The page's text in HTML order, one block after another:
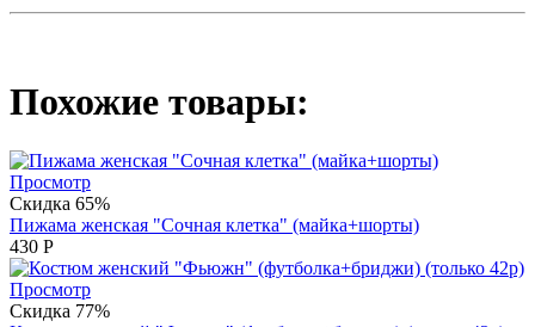
Похожие товары:
Просмотр
Скидка 65%
Пижама женская "Сочная клетка" (майка+шорты)
430 Р
Просмотр
Скидка 77%